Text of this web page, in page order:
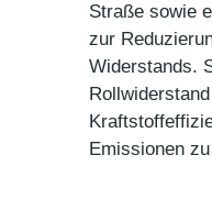
Straße sowie
zur
Widerstands.
Emissionen